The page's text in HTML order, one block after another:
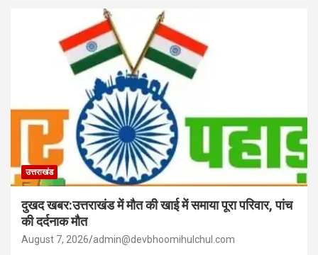
उत्तराखंड
दुखद खबर:उत्तराखंड में मौत की खाई में समाया पूरा परिवार, पांच
की दर्दनाक मौत
August 7, 2026 admin@devbhoomihulchul.com